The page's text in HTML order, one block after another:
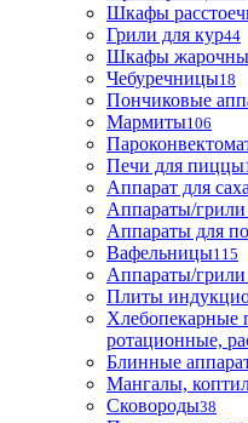
Шкафы
Грили для кур44
Шкафы
Чебуречницы18
Пончиковые
Мармиты106
Печи для пиццы
Аппарат для
Аппараты/грили
Аппараты для
Вафельницы115
Аппараты/грили
Плиты
Хлебопекарные
ротационные,
Блинные
Мангалы,
Сковороды38